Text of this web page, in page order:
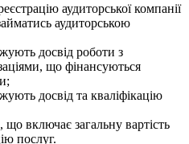
аудиторської компанії
аудиторською
досвід роботи з
що фінансуються
досвід та кваліфікацію
включає загальну вартість
послуг.